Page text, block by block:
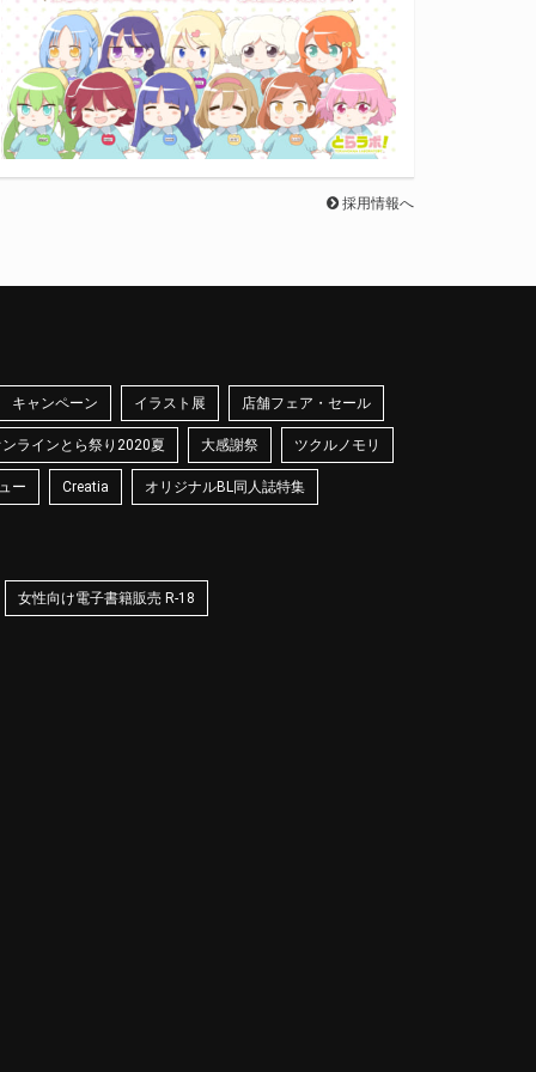
採用情報へ
キャンペーン イラスト展 店舗フェア・セール
ラインとら祭り2020夏 大感謝祭 ツクルノモリ
ー Creatia オリジナルBL同人誌特集
女性向け電子書籍販売 R-18